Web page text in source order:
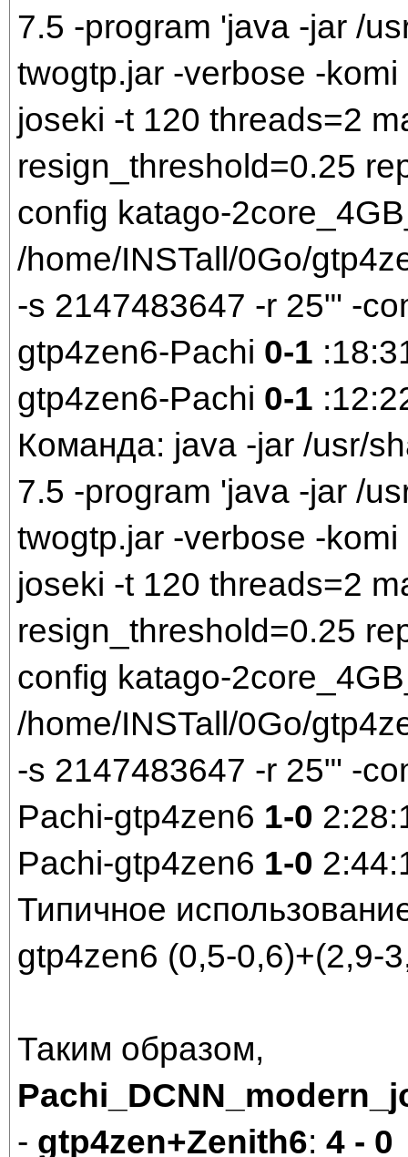
7.5 -program 'java -jar /
twogtp.jar -verbose -
joseki -t 120 threads=2
resign_threshold=0.25
config katago-
/home/INSTall/0Go/
-s 2147483647 -r 25"' -
gtp4zen6-Pachi 0-1
gtp4zen6-Pachi 0-1
Команда: java -jar /usr/
7.5 -program 'java -jar /
twogtp.jar -verbose -
joseki -t 120 threads=2
resign_threshold=0.25
config katago-
/home/INSTall/0Go/
-s 2147483647 -r 25"' -
Pachi-gtp4zen6 1-0
Pachi-gtp4zen6 1-0
Типичное
gtp4zen6 (0,5-0,6)+(2,9-
Таким образом,
- gtp4zen+Zenith6: 4 - 0